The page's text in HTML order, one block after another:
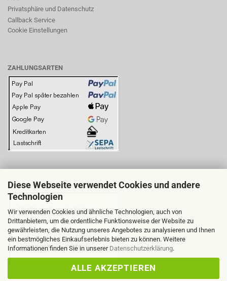
Diese Webseite verwendet Cookies und andere
Technologien
Wir verwenden Cookies und ähnliche Technologien, auch von
Drittanbietern, um die ordentliche Funktionsweise der Website zu
gewährleisten, die Nutzung unseres Angebotes zu analysieren und Ihnen
ein bestmögliches Einkaufserlebnis bieten zu können. Weitere
Informationen finden Sie in unserer Datenschutzerklärung.
ALLE AKZEPTIEREN
Privatsphäre und Datenschutz
Callback Service
Cookie Einstellungen
ZAHLUNGSARTEN
BITTE BEACHTEN SIE: